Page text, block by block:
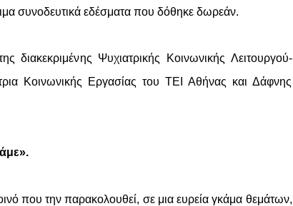
συνοδευτικά εδέσματα που δόθηκε δωρεάν.
διακεκριμένης Ψυχιατρικής Κοινωνικής Λειτουργού-
Κοινωνικής Εργασίας του ΤΕΙ Αθήνας και Δάφνης
που την παρακολουθεί, σε μια ευρεία γκάμα θεμάτων,